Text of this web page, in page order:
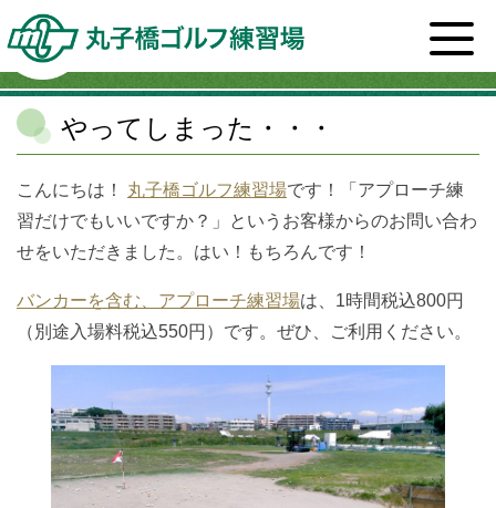
ホーム>スタッフブログ一覧>丸子橋ゴルフ練習場>
やってしまった・・・
やってしまった・・・
こんにちは！ 丸子橋ゴルフ練習場です！「アプローチ練
習だけでもいいですか？」というお客様からのお問い合わ
せをいただきました。はい！もちろんです！
バンカーを含む、アプローチ練習場は、1時間税込800円
（別途入場料税込550円）です。ぜひ、ご利用ください。